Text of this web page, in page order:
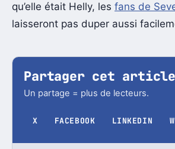
qu’elle était Helly, les fans de
laisseront pas duper aussi
Partager cet article
Un partage = plus de lecteurs.
X FACEBOOK LINKEDIN